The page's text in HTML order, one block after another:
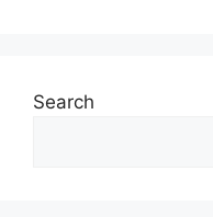
Search